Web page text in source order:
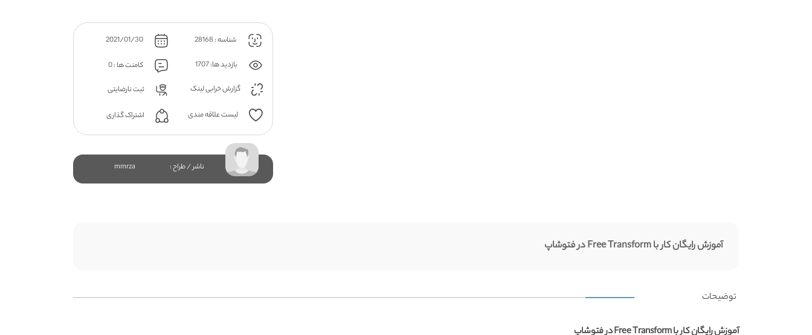
شناسه : 28168 2021/01/30
بازدید ها: 1707
کامنت ها : 0
گزارش خرابی لینک
ثبت نارضایتی
لیست علاقه مندی اشتراک گذاری
ناشر / طراح : mmrza
آموزش رایگان کار با Free Transform در فتوشاپ
توضیحات
آموزش رایگان کار با Free Transform در فتوشاپ